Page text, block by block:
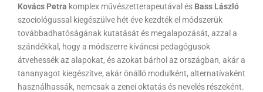
Kovács Petra komplex művészetterapeutával és Bass László
szociológussal kiegészülve hét éve kezdték el módszerük
továbbadhatóságának kutatását és megalapozását, azzal a
szándékkal, hogy a módszerre kíváncsi pedagógusok
átvehessék az alapokat, és azokat bárhol az országban, akár a
tananyagot kiegészítve, akár önálló modulként, alternatívaként
használhassák, nemcsak a zenei oktatás és nevelés részeként.